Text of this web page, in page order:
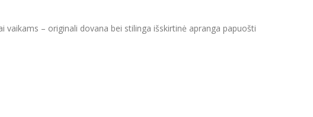
– originali dovana bei stilinga išskirtinė apranga papuošti